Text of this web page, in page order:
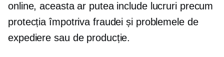
online, aceasta ar putea include lucruri precum
protecția împotriva fraudei și problemele de
expediere sau de producție.